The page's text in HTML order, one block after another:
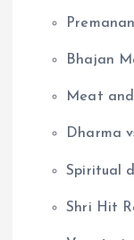
Bhajan
Meat
Dharma
Spiritual
Shri Hit